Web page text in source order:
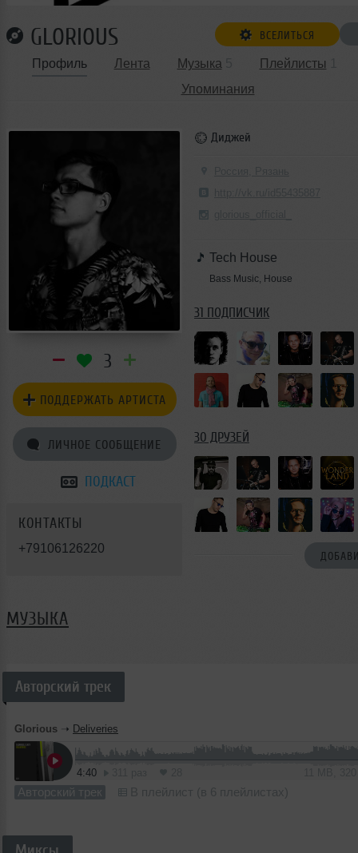
GLORIOUS ВСЕЛИТЬСЯ
Профиль Лента Музыка Плейлисты
Упоминания
3
ПОДДЕРЖАТЬ АРТИСТА
ЛИЧНОЕ СООБЩЕНИЕ
ПОДКАСТ
КОНТАКТЫ
+79106126220
Диджей
Tech House
Bass Music, House
31 ПОДПИСЧИК
30 ДРУЗЕЙ
МУЗЫКА
Авторский трек
Glorious ➝ Deliveries
4:40
Авторский трек В плейлист (в 6 плейлистах)